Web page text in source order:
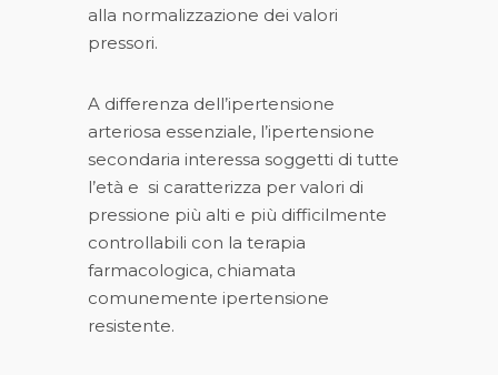
alla normalizzazione dei valori
pressori.
A differenza dell’ipertensione
arteriosa essenziale, l’ipertensione
secondaria interessa soggetti di tutte
l’età e si caratterizza per valori di
pressione più alti e più difficilmente
controllabili con la terapia
farmacologica, chiamata
comunemente ipertensione
resistente.